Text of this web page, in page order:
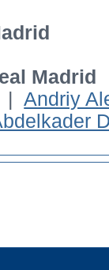
Madrid
|Andriy